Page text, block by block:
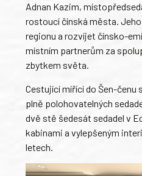
Adnan Kazim,
rostoucí čínská města.
regionu a rozvíjet čínsko-
místním partnerům za
zbytkem světa.
Cestující mířící do Šen-
plně polohovatelných
dvě stě šedesát sedadel v
kabinami a vylepšeným
letech.